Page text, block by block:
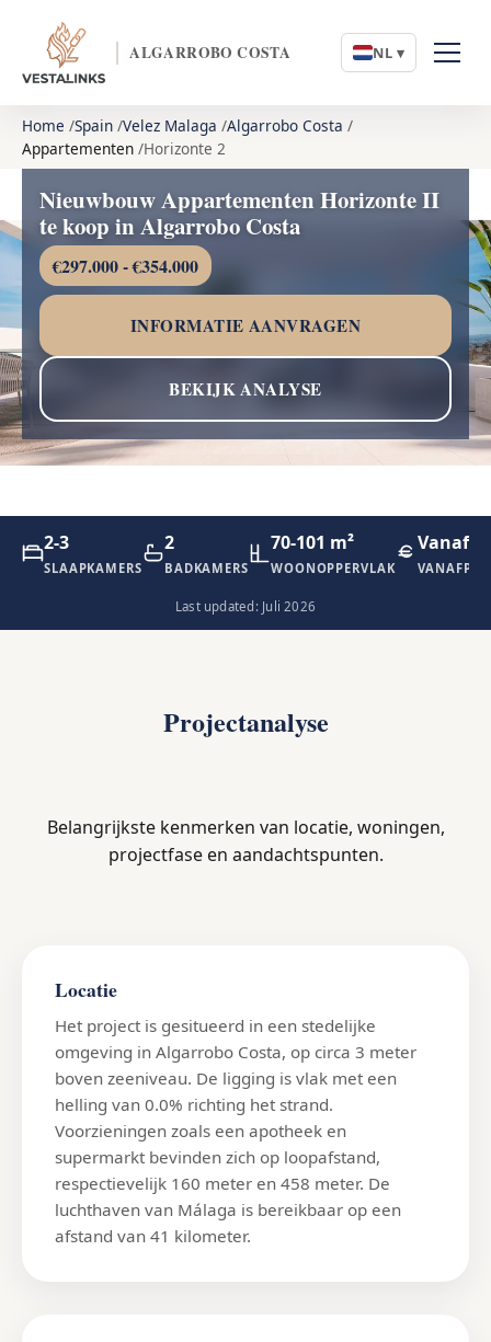
ALGARROBO COSTA NL ▾
Home Spain Velez Malaga Algarrobo Costa
Appartementen Horizonte 2
Nieuwbouw Appartementen Horizonte II
te koop in Algarrobo Costa
€297.000 - €354.000
INFORMATIE AANVRAGEN
BEKIJK ANALYSE
2-3
SLAAPKAMERS
2
BADKAMERS
70-101 m²
WOONOPPERVLAK
Vanaf
Last updated: Juli 2026
Projectanalyse
Belangrijkste kenmerken van locatie, woningen,
projectfase en aandachtspunten.
Locatie
Het project is gesitueerd in een stedelijke
omgeving in Algarrobo Costa, op circa 3 meter
boven zeeniveau. De ligging is vlak met een
helling van 0.0% richting het strand.
Voorzieningen zoals een apotheek en
supermarkt bevinden zich op loopafstand,
respectievelijk 160 meter en 458 meter. De
luchthaven van Málaga is bereikbaar op een
afstand van 41 kilometer.